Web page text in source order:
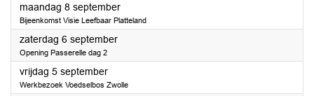
maandag 8 september2025
Bijeenkomst Visie Leefbaar Platteland
zaterdag 6 september2025
Opening Passerelle dag 2
vrijdag 5 september2025
Werkbezoek Voedselbos Zwolle